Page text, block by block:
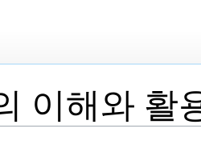
이해와 활